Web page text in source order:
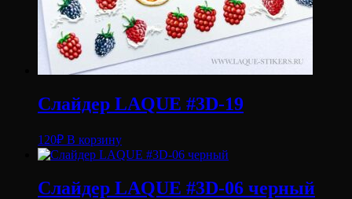
Слайдер LAQUE #3D-19
120₽ В корзину
Слайдер LAQUE #3D-06 черный